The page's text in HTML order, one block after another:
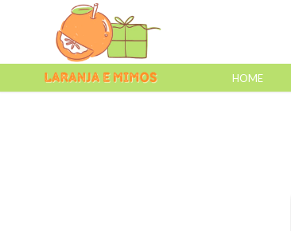
HOME